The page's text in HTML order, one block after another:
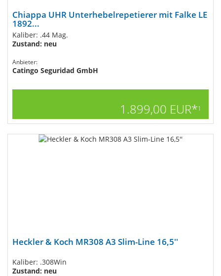
Chiappa UHR Unterhebelrepetierer mit Falke LE
1892...
Kaliber: .44 Mag.
Zustand: neu
Anbieter:
Catingo Seguridad GmbH
1.899,00 EUR*1
Heckler & Koch MR308 A3 Slim-Line 16,5''
Kaliber: .308Win
Zustand: neu